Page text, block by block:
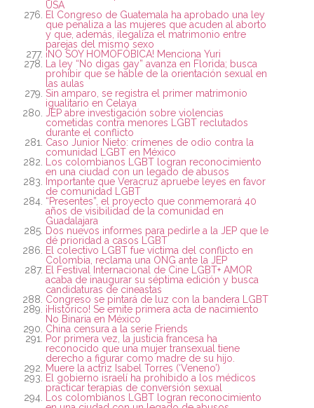
USA
El Congreso de Guatemala ha aprobado una ley
que penaliza a las mujeres que acuden al aborto
y que, además, ilegaliza el matrimonio entre
parejas del mismo sexo
¡NO SOY HOMOFÓBICA! Menciona Yuri
La ley “No digas gay” avanza en Florida; busca
prohibir que se hable de la orientación sexual en
las aulas
Sin amparo, se registra el primer matrimonio
igualitario en Celaya
JEP abre investigación sobre violencias
cometidas contra menores LGBT reclutados
durante el conflicto
Caso Junior Nieto: crímenes de odio contra la
comunidad LGBT en México
Los colombianos LGBT logran reconocimiento
en una ciudad con un legado de abusos
Importante que Veracruz apruebe leyes en favor
de comunidad LGBT
“Presentes”, el proyecto que conmemorará 40
años de visibilidad de la comunidad en
Guadalajara
Dos nuevos informes para pedirle a la JEP que le
dé prioridad a casos LGBT
El colectivo LGBT fue víctima del conflicto en
Colombia, reclama una ONG ante la JEP
El Festival Internacional de Cine LGBT+ AMOR
acaba de inaugurar su séptima edición y busca
candidaturas de cineastas
Congreso se pintará de luz con la bandera LGBT
¡Histórico! Se emite primera acta de nacimiento
No Binaria en México
China censura a la serie Friends
Por primera vez, la justicia francesa ha
reconocido que una mujer transexual tiene
derecho a figurar como madre de su hijo.
Muere la actriz Isabel Torres (‘Veneno’)
El gobierno israelí ha prohibido a los médicos
practicar terapias de conversión sexual
Los colombianos LGBT logran reconocimiento